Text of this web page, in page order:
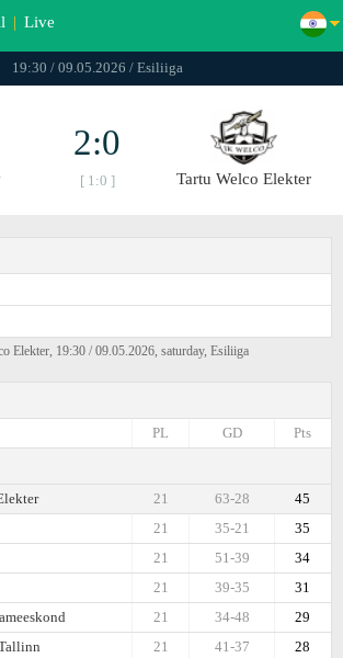
| Live
19:30 / 09.05.2026 / Esiliiga
2:0
[ 1:0 ] Tartu Welco Elekter
Elekter, 19:30 / 09.05.2026, saturday, Esiliiga
Pts
GD
PL
45
63-28
21
35
35-21
21
34
51-39
21
31
39-35
21
29
34-48
21
28
41-37
21